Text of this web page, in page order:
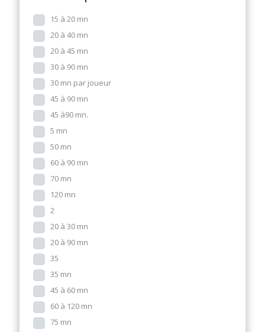
15 à 20 mn
20 à 40 mn
20 à 45 mn
30 à 90 mn
30 mn par joueur
45 à 90 mn
45 à90 mn.
5 mn
50 mn
60 à 90 mn
70 mn
120 mn
2
20 à 30 mn
20 à 90 mn
35
35 mn
45 à 60 mn
60 à 120 mn
75 mn